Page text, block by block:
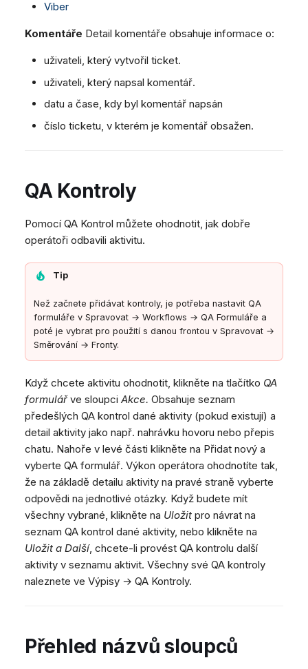
Viber
Komentáře Detail komentáře obsahuje informace o:
uživateli, který vytvořil ticket.
uživateli, který napsal komentář.
datu a čase, kdy byl komentář napsán
číslo ticketu, v kterém je komentář obsažen.
QA Kontroly
Pomocí QA Kontrol můžete ohodnotit, jak dobře
operátoři odbavili aktivitu.
Tip
Než začnete přidávat kontroly, je potřeba nastavit QA
formuláře v Spravovat → Workflows → QA Formuláře a
poté je vybrat pro použití s danou frontou v Spravovat →
Směrování → Fronty.
Když chcete aktivitu ohodnotit, klikněte na tlačítko QA
formulářve sloupci Akce. Obsahuje seznam
předešlých QA kontrol dané aktivity (pokud existují) a
detail aktivity jako např. nahrávku hovoru nebo přepis
chatu. Nahoře v levé části klikněte na Přidat nový a
vyberte QA formulář. Výkon operátora ohodnotíte tak,
že na základě detailu aktivity na pravé straně vyberte
odpovědi na jednotlivé otázky. Když budete mít
všechny vybrané, klikněte na Uložit pro návrat na
seznam QA kontrol dané aktivity, nebo klikněte na
Uložit a Další, chcete-li provést QA kontrolu další
aktivity v seznamu aktivit. Všechny své QA kontroly
naleznete ve Výpisy → QA Kontroly.
Přehled názvů sloupců